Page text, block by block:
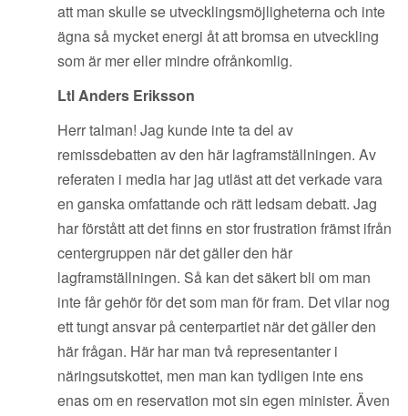
att man skulle se utvecklingsmöjligheterna och inte
ägna så mycket energi åt att bromsa en utveckling
som är mer eller mindre ofrånkomlig.
Ltl Anders Eriksson
Herr talman! Jag kunde inte ta del av
remissdebatten av den här lagframställningen. Av
referaten i media har jag utläst att det verkade vara
en ganska omfattande och rätt ledsam debatt. Jag
har förstått att det finns en stor frustration främst ifrån
centergruppen när det gäller den här
lagframställningen. Så kan det säkert bli om man
inte får gehör för det som man för fram. Det vilar nog
ett tungt ansvar på centerpartiet när det gäller den
här frågan. Här har man två representanter i
näringsutskottet, men man kan tydligen inte ens
enas om en reservation mot sin egen minister. Även